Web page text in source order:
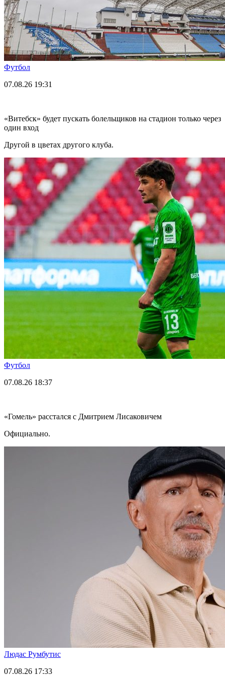
Футбол
07.08.26 19:31
«Витебск» будет пускать болельщиков на стадион только через
один вход
Другой в цветах другого клуба.
Футбол
07.08.26 18:37
«Гомель» расстался с Дмитрием Лисаковичем
Официально.
Людас Румбутис
07.08.26 17:33